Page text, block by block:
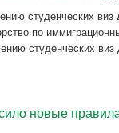
студенческих
по
студенческих
новые